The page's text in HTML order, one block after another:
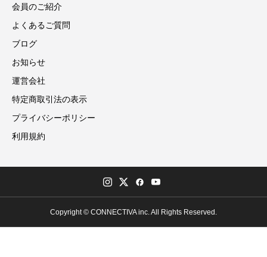
会員のご紹介
よくあるご質問
ブログ
お知らせ
運営会社
特定商取引法の表示
プライバシーポリシー
利用規約
Copyright © CONNECTIVA inc. All Rights Reserved.